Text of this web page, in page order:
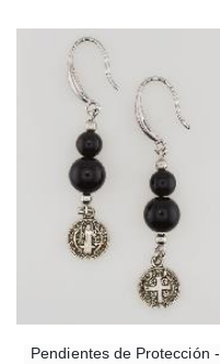
Pendientes de Protección -
€130.00
€2.50